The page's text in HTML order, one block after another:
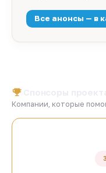
Все анонсы — в
Компании, которые